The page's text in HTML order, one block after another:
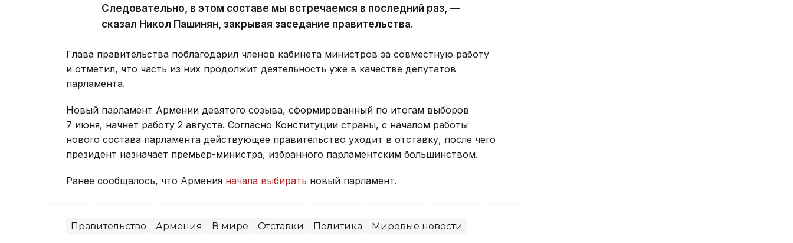
Следовательно, в этом составе мы встречаемся в последний раз, —
сказал Никол Пашинян, закрывая заседание правительства.
Глава правительства поблагодарил членов кабинета министров за совместную работу
и отметил, что часть из них продолжит деятельность уже в качестве депутатов
парламента.
Новый парламент Армении девятого созыва, сформированный по итогам выборов
7 июня, начнет работу 2 августа. Согласно Конституции страны, с началом работы
нового состава парламента действующее правительство уходит в отставку, после чего
президент назначает премьер-министра, избранного парламентским большинством.
Ранее сообщалось, что Армения начала выбирать новый парламент.
Правительство Армения В мире Отставки Политика Мировые новости